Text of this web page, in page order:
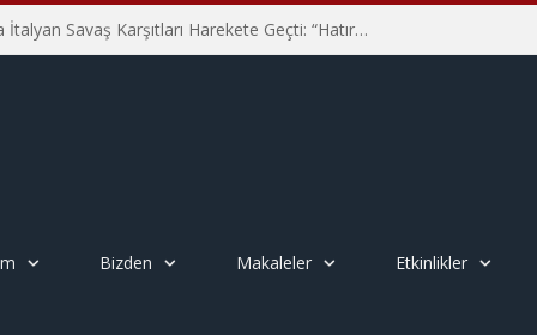
Hiroşima’nın 81. Yılında İtalyan Savaş Karşıtları Harekete Geçti: “Hatırlamak yeterli değil”
Bizden Makaleler Etkinlikler